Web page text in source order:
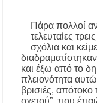
Έως 30.000 ευρώ
ηλεκτρικού οχήματος –
δικαιούχοι
Κυνήγι 2026-2027: Πότε
περίοδος και πόσο
Πάρα πολλοί
τελευταίες
σχόλια και
και έξω από το
πλειονότητα
βρισιές, απότοκο
οχετού”, που